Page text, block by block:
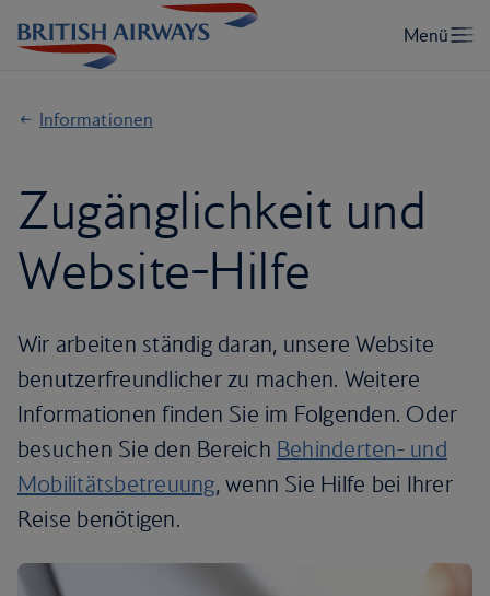
Informationen
Zugänglichkeit und
Website-Hilfe
Wir arbeiten ständig daran, unsere Website
benutzerfreundlicher zu machen. Weitere
Informationen finden Sie im Folgenden. Oder
besuchen Sie den Bereich Behinderten- und
Mobilitätsbetreuung, wenn Sie Hilfe bei Ihrer
Reise benötigen.